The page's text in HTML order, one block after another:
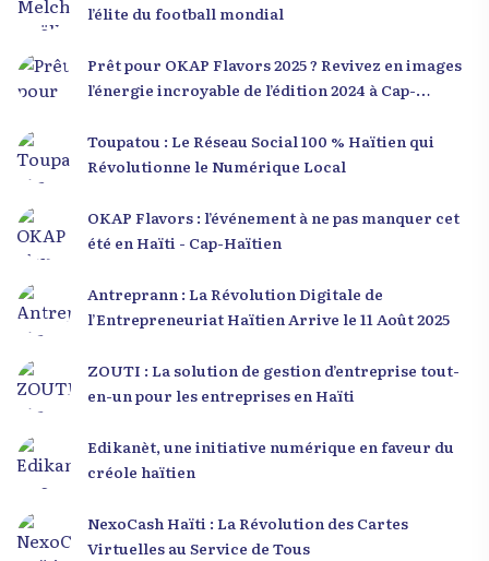
l’élite du football mondial
Prêt pour OKAP Flavors 2025 ? Revivez en images
l’énergie incroyable de l’édition 2024 à Cap-
Toupatou : Le Réseau Social 100 % Haïtien qui
Révolutionne le Numérique Local
OKAP Flavors : l’événement à ne pas manquer cet
été en Haïti - Cap-Haïtien
Antreprann : La Révolution Digitale de
l’Entrepreneuriat Haïtien Arrive le 11 Août 2025
ZOUTI : La solution de gestion d’entreprise tout-
en-un pour les entreprises en Haïti
Edikanèt, une initiative numérique en faveur du
créole haïtien
NexoCash Haïti : La Révolution des Cartes
Virtuelles au Service de Tous